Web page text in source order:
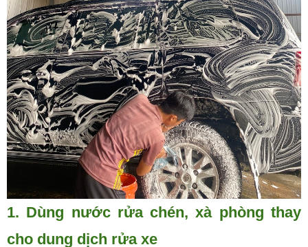
1. Dùng nước rửa chén, xà phòng thay
cho dung dịch rửa xe